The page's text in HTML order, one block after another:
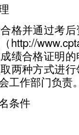
并通过考后
http://
绩合格证明
两种方式进
工作部门负责
条件